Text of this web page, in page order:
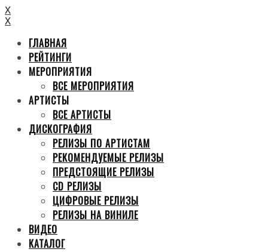
X
X
ГЛАВНАЯ
РЕЙТИНГИ
МЕРОПРИЯТИЯ
ВСЕ МЕРОПРИЯТИЯ
АРТИСТЫ
ВСЕ АРТИСТЫ
ДИСКОГРАФИЯ
РЕЛИЗЫ ПО АРТИСТАМ
РЕКОМЕНДУЕМЫЕ РЕЛИЗЫ
ПРЕДСТОЯЩИЕ РЕЛИЗЫ
CD РЕЛИЗЫ
ЦИФРОВЫЕ РЕЛИЗЫ
РЕЛИЗЫ НА ВИНИЛЕ
ВИДЕО
КАТАЛОГ